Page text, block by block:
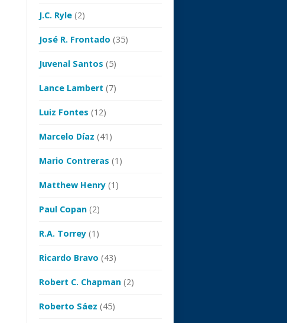
J.C. Ryle (2)
José R. Frontado (35)
Juvenal Santos (5)
Lance Lambert (7)
Luiz Fontes (12)
Marcelo Díaz (41)
Mario Contreras (1)
Matthew Henry (1)
Paul Copan (2)
R.A. Torrey (1)
Ricardo Bravo (43)
Robert C. Chapman (2)
Roberto Sáez (45)